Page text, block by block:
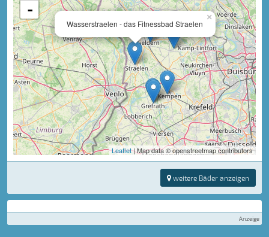
×
Wasserstraelen - das Fitnessbad Straelen
-
Leaflet| Map data © openstreetmap contributors
weitere Bäder anzeigen
Anzeige